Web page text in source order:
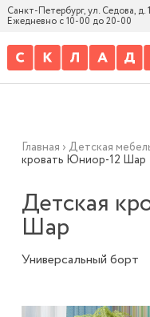
Санкт-Петербург, ул. Седова, д.
Ежедневно с 10-00 до 20-00
Главная › Детская
кровать Юниор-12 Шар
Детская
Шар
Универсальный борт